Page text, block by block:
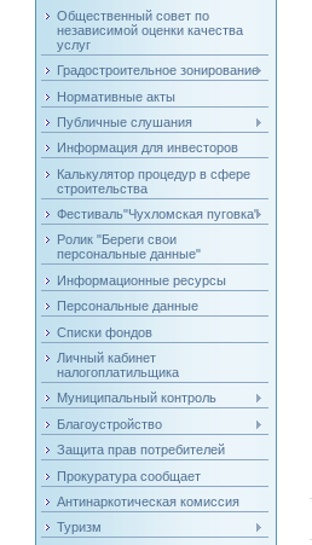
Общественный совет по
независимой оценки качества
услуг
Градостроительное зонирование
Нормативные акты
Публичные слушания
Информация для инвесторов
Калькулятор процедур в сфере
строительства
Фестиваль"Чухломская пуговка"
Ролик "Береги свои
персональные данные"
Информационные ресурсы
Персональные данные
Списки фондов
Личный кабинет
налогоплатильщика
Муниципальный контроль
Благоустройство
Защита прав потребителей
Прокуратура сообщает
Антинаркотическая комиссия
Туризм